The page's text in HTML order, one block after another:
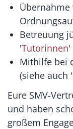
Betreuung
'Tutorinnen'
Mithilfe bei
(siehe auch '
Eure SMV-
und haben
großem